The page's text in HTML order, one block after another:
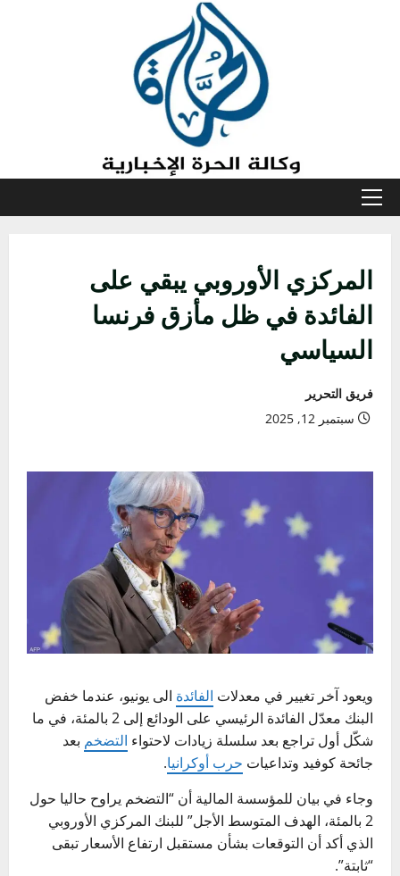
القائمة
المركزي الأوروبي يبقي على
الفائدة في ظل مأزق فرنسا
السياسي
فريق التحرير
سبتمبر 12, 2025
ويعود آخر تغيير في معدلات الفائدة الى يونيو، عندما خفض
البنك معدّل الفائدة الرئيسي على الودائع إلى 2 بالمئة، في ما
شكّل أول تراجع بعد سلسلة زيادات لاحتواء التضخم بعد
جائحة كوفيد وتداعيات حرب أوكرانيا.
وجاء في بيان للمؤسسة المالية أن “التضخم يراوح حاليا حول
2 بالمئة، الهدف المتوسط الأجل” للبنك المركزي الأوروبي
الذي أكد أن التوقعات بشأن مستقبل ارتفاع الأسعار تبقى
“ثابتة”.